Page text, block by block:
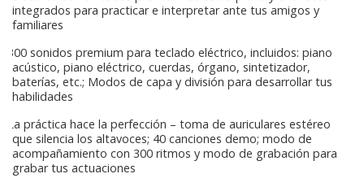
integrados para practicar e interpretar ante tus amigos y
familiares
300 sonidos premium para teclado eléctrico, incluidos: piano
acústico, piano eléctrico, cuerdas, órgano, sintetizador,
baterías, etc.; Modos de capa y división para desarrollar tus
habilidades
La práctica hace la perfección – toma de auriculares estéreo
que silencia los altavoces; 40 canciones demo; modo de
acompañamiento con 300 ritmos y modo de grabación para
grabar tus actuaciones